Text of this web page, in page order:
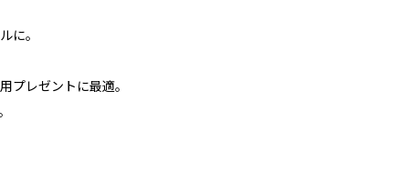
に。
プレゼントに最適。